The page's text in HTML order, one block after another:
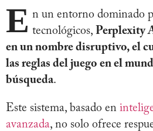
E n un entorno dominado
tecnológicos, Perplexity
en un nombre disruptivo, el
las reglas del juego en el
búsqueda.
Este sistema, basado en
avanzada, no solo ofrece